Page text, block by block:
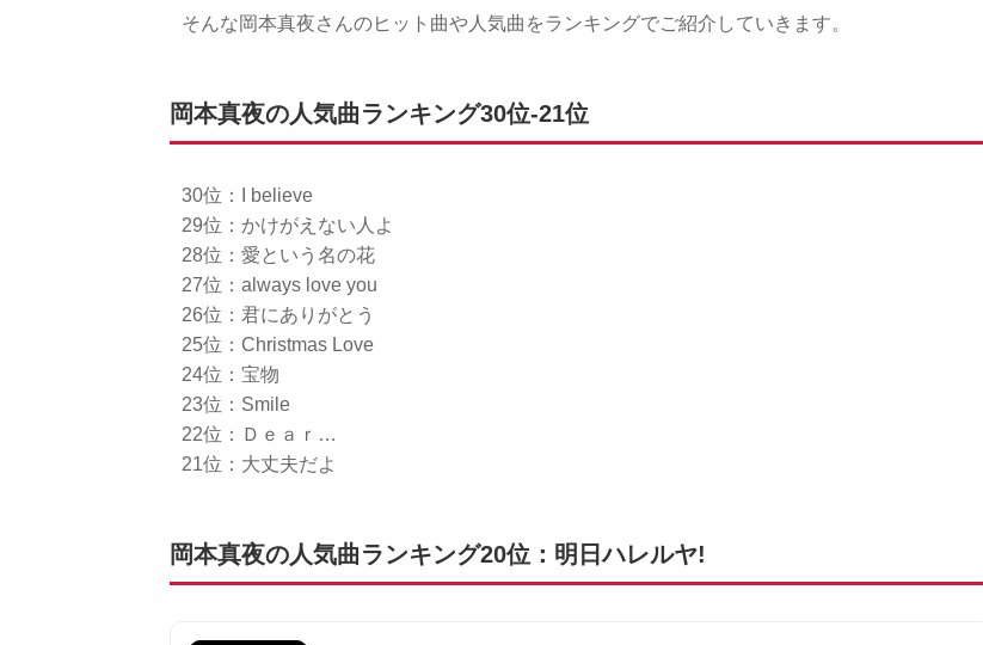
そんな岡本真夜さんのヒット曲や人気曲をランキングでご紹介していきます。
岡本真夜の人気曲ランキング30位‐21位
30位：I believe
29位：かけがえない人よ
28位：愛という名の花
27位：always love you
26位：君にありがとう
25位：Christmas Love
24位：宝物
23位：Smile
22位：Ｄｅａｒ…
21位：大丈夫だよ
岡本真夜の人気曲ランキング20位：明日ハレルヤ!